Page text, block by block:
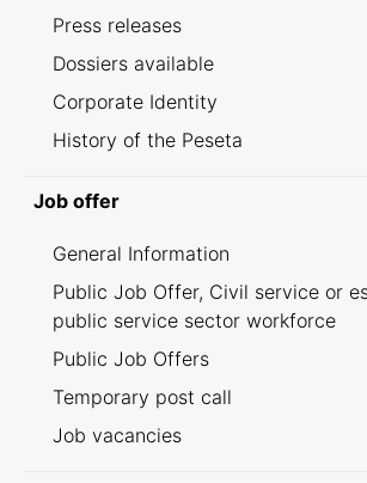
Press releases
Dossiers available
Corporate Identity
History of the Peseta
Job offer
General Information
Public Job Offer, Civil service or
public service sector workforce
Public Job Offers
Temporary post call
Job vacancies